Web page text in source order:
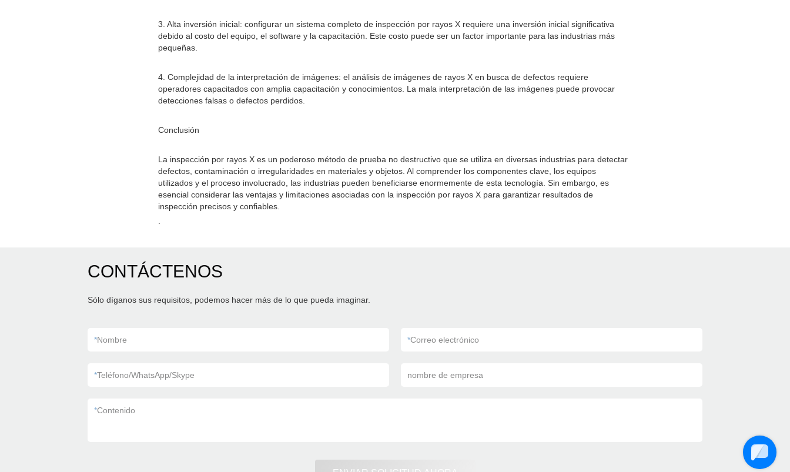
3. Alta inversión inicial: configurar un sistema completo de inspección por rayos X requiere una inversión inicial significativa
debido al costo del equipo, el software y la capacitación. Este costo puede ser un factor importante para las industrias más
pequeñas.
4. Complejidad de la interpretación de imágenes: el análisis de imágenes de rayos X en busca de defectos requiere
operadores capacitados con amplia capacitación y conocimientos. La mala interpretación de las imágenes puede provocar
detecciones falsas o defectos perdidos.
Conclusión
La inspección por rayos X es un poderoso método de prueba no destructivo que se utiliza en diversas industrias para detectar
defectos, contaminación o irregularidades en materiales y objetos. Al comprender los componentes clave, los equipos
utilizados y el proceso involucrado, las industrias pueden beneficiarse enormemente de esta tecnología. Sin embargo, es
esencial considerar las ventajas y limitaciones asociadas con la inspección por rayos X para garantizar resultados de
inspección precisos y confiables.
CONTÁCTENOS
Sólo díganos sus requisitos, podemos hacer más de lo que pueda imaginar.
*Nombre *Correo electrónico
*Teléfono/WhatsApp/Skype nombre de empresa
*Contenido